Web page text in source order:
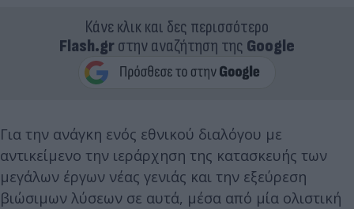
Κάνε κλικ και δες περισσότερο
Flash.grστην αναζήτηση της Google
Για την ανάγκη ενός εθνικού διαλόγου με
αντικείμενο την ιεράρχηση της κατασκευής των
μεγάλων έργων νέας γενιάς και την εξεύρεση
βιώσιμων λύσεων σε αυτά, μέσα από μία ολιστική